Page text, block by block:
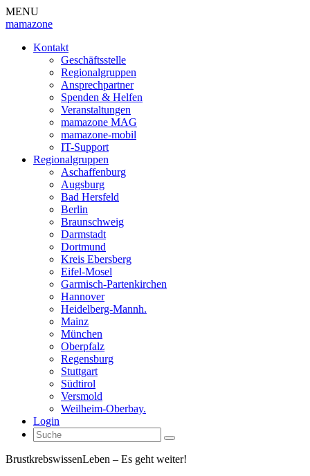
MENU
mamazone
Kontakt
Geschäftsstelle
Regionalgruppen
Ansprechpartner
Spenden & Helfen
Veranstaltungen
mamazone MAG
mamazone-mobil
IT-Support
Regionalgruppen
Aschaffenburg
Augsburg
Bad Hersfeld
Berlin
Braunschweig
Darmstadt
Dortmund
Kreis Ebersberg
Eifel-Mosel
Garmisch-Partenkirchen
Hannover
Heidelberg-Mannh.
Mainz
München
Oberpfalz
Regensburg
Stuttgart
Südtirol
Versmold
Weilheim-Oberbay.
Login
BrustkrebswissenLeben – Es geht weiter!